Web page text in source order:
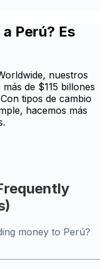
Perú? Es
nuestros
de $115 billones
tipos de cambio
hacemos más
money to Perú?